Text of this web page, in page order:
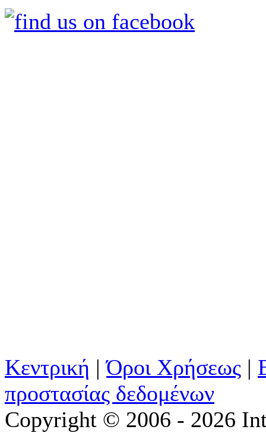
Κεντρική |Όροι Χρήσεως |
προστασίας δεδομένων
Copyright © 2006 - 2026